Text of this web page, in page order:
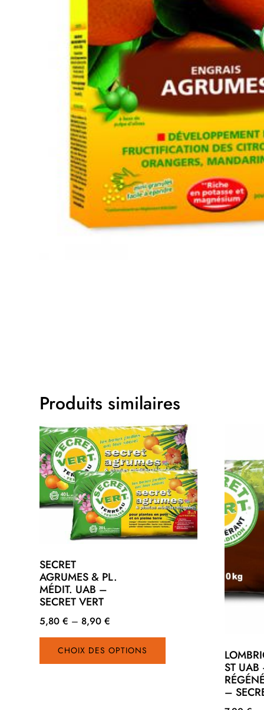
Produits similaires
SECRET
AGRUMES & PL.
MÉDIT. UAB –
SECRET VERT
5,80€ – 8,90€
CHOIX DES OPTIONS
Ce
a
ST
–